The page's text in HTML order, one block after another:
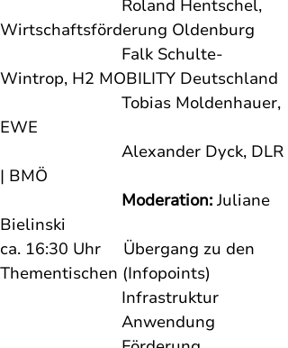
Wirtschaftsförderung Oldenburg
Wintrop, H2 MOBILITY Deutschland
EWE
| BMÖ
Moderation: Juliane
Bielinski
ca. 16:30 Uhr     Übergang zu den
Thementischen (Infopoints)
                           Infrastruktur
                           Anwendung